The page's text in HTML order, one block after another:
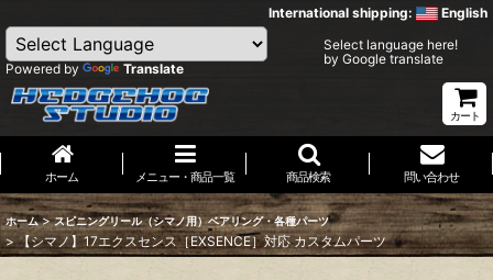
International shipping: English
Powered by Translate
Select language here!
by Google translate
カート
ホーム メニュー・商品一覧 商品検索 問い合わせ
ホーム > スピニングリール（シマノ用）ベアリング・各種パーツ
> 【シマノ】17エクスセンス［EXSENCE］対応 カスタムパーツ